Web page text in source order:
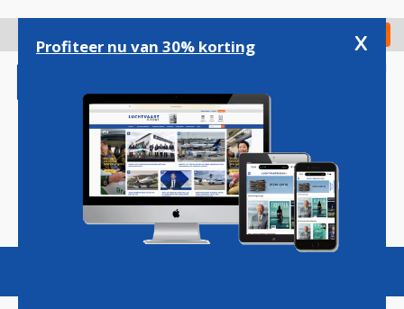
gaan
Check in
Magazine Podcasts Vacatures
Profiteer nu van 30% korting x